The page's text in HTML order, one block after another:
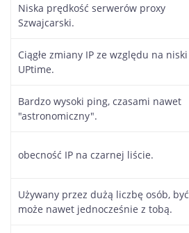
Niska prędkość serwerów proxy
Szwajcarski.
Ciągłe zmiany IP ze względu na niski
UPtime.
Bardzo wysoki ping, czasami nawet
"astronomiczny".
obecność IP na czarnej liście.
Używany przez dużą liczbę osób, być
może nawet jednocześnie z tobą.